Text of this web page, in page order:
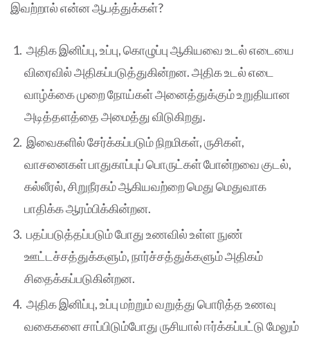
இவற்றால் என்ன ஆபத்துக்கள்?
அதிக இனிப்பு, உப்பு, கொழுப்பு ஆகியவை உடல் எடையை
விரைவில் அதிகப்படுத்துகின்றன. அதிக உடல் எடை
வாழ்க்கை முறை நோய்கள் அனைத்துக்கும் உறுதியான
அடித்தளத்தை அமைத்து விடுகிறது.
இவைகளில் சேர்க்கப்படும் நிறமிகள், ருசிகள்,
வாசனைகள் பாதுகாப்புப் பொருட்கள் போன்றவை குடல்,
கல்லீரல், சிறுநீரகம் ஆகியவற்றை மெது மெதுவாக
பாதிக்க ஆரம்பிக்கின்றன.
பதப்படுத்தப்படும் போது உணவில் உள்ள நுண்
ஊட்டச்சத்துக்களும், நார்ச்சத்துக்களும் அதிகம்
சிதைக்கப்படுகின்றன.
அதிக இனிப்பு, உப்பு மற்றும் வறுத்து பொரித்த உணவு
வகைகளை சாப்பிடும்போது ருசியால் ஈர்க்கப்பட்டு மேலும்